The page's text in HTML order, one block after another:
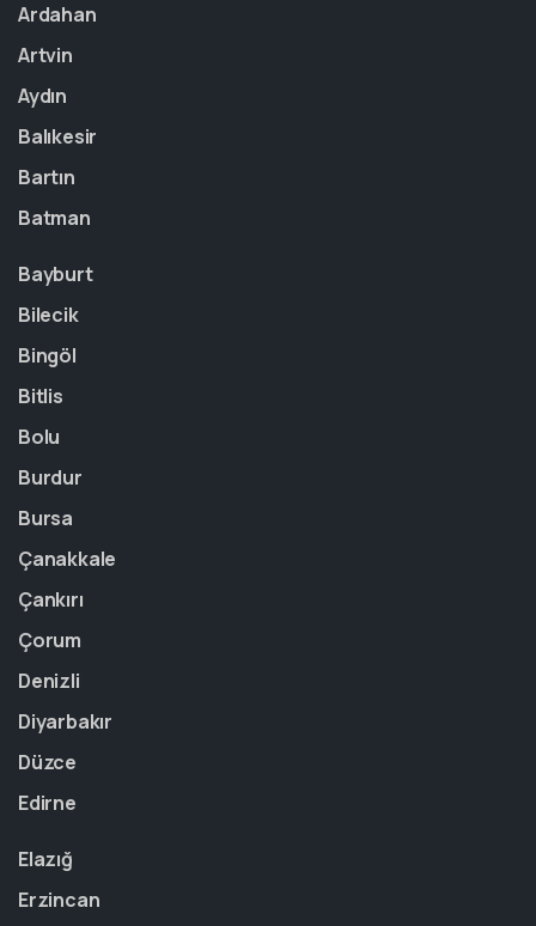
Ardahan
Artvin
Aydın
Balıkesir
Bartın
Batman
Bayburt
Bilecik
Bingöl
Bitlis
Bolu
Burdur
Bursa
Çanakkale
Çankırı
Çorum
Denizli
Diyarbakır
Düzce
Edirne
Elazığ
Erzincan